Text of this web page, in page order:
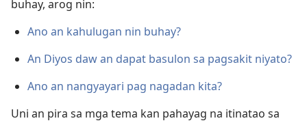
buhay, arog nin:
Ano an kahulugan nin buhay?
An Diyos daw an dapat basulon sa pagsakit niyato?
Ano an nangyayari pag nagadan kita?
Uni an pira sa mga tema kan pahayag na itinatao sa